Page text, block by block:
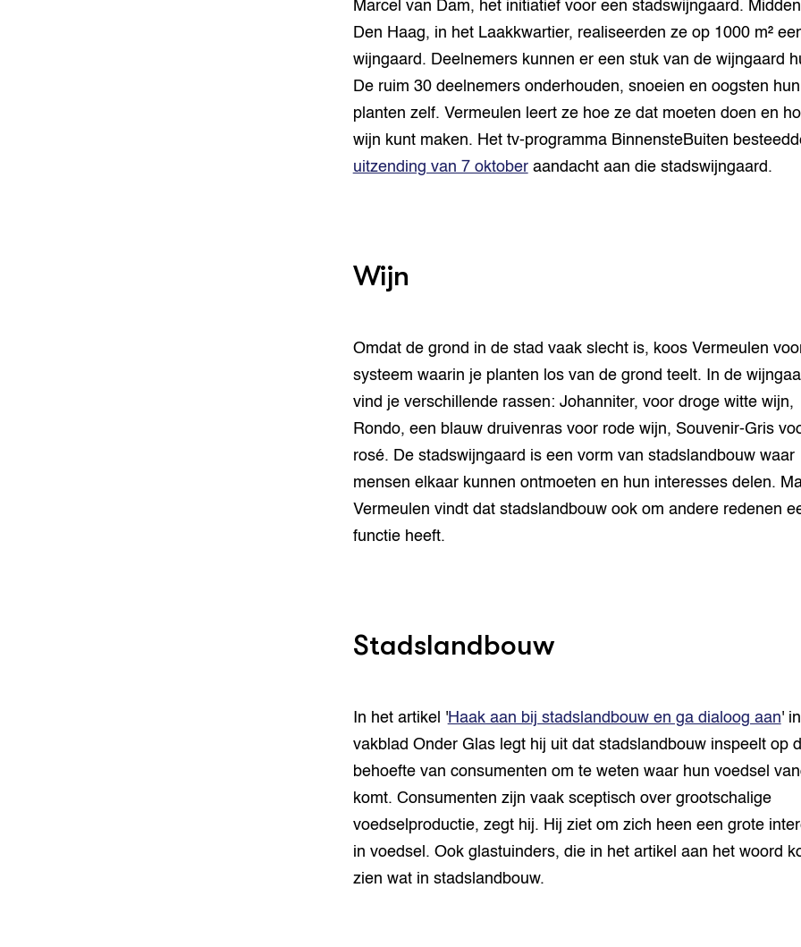
Marcel van Dam, het initiatief voor een stadswijngaard.
Den Haag, in het Laakkwartier, realiseerden ze op 1000 m²
wijngaard. Deelnemers kunnen er een stuk van de wijngaard
De ruim 30 deelnemers onderhouden, snoeien en oogsten hun
planten zelf. Vermeulen leert ze hoe ze dat moeten doen en
wijn kunt maken. Het tv-programma BinnensteBuiten
uitzending van 7 oktoberaandacht aan die stadswijngaard.
Wijn
Omdat de grond in de stad vaak slecht is, koos Vermeulen
systeem waarin je planten los van de grond teelt. In de
vind je verschillende rassen: Johanniter, voor droge witte wijn,
Rondo, een blauw druivenras voor rode wijn, Souvenir-Gris
rosé. De stadswijngaard is een vorm van stadslandbouw waar
mensen elkaar kunnen ontmoeten en hun interesses delen.
Vermeulen vindt dat stadslandbouw ook om andere redenen
functie heeft.
Stadslandbouw
In het artikel 'Haak aan bij stadslandbouw en ga dialoog aan' in
vakblad Onder Glas legt hij uit dat stadslandbouw inspeelt op
behoefte van consumenten om te weten waar hun voedsel
komt. Consumenten zijn vaak sceptisch over grootschalige
voedselproductie, zegt hij. Hij ziet om zich heen een grote
in voedsel. Ook glastuinders, die in het artikel aan het woord
zien wat in stadslandbouw.